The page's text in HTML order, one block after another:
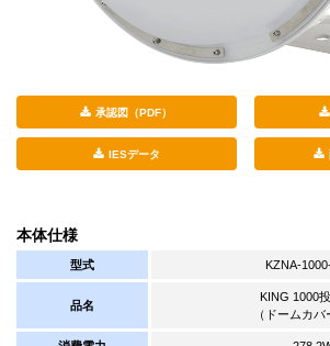
承認図（PDF）
IESデータ
本体仕様
型式 KZNA-
品名
KING 1000
（ドームカバ